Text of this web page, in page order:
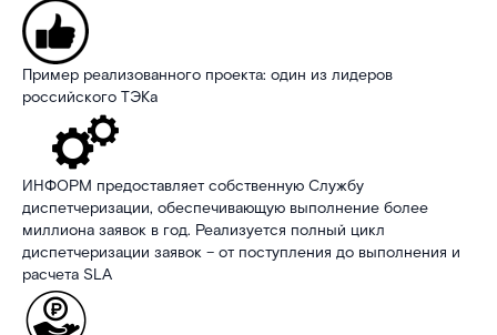
Пример реализованного проекта: один из лидеров
российского ТЭКа
ИНФОРМ предоставляет собственную Службу
диспетчеризации, обеспечивающую выполнение более
миллиона заявок в год. Реализуется полный цикл
диспетчеризации заявок – от поступления до выполнения и
расчета SLA